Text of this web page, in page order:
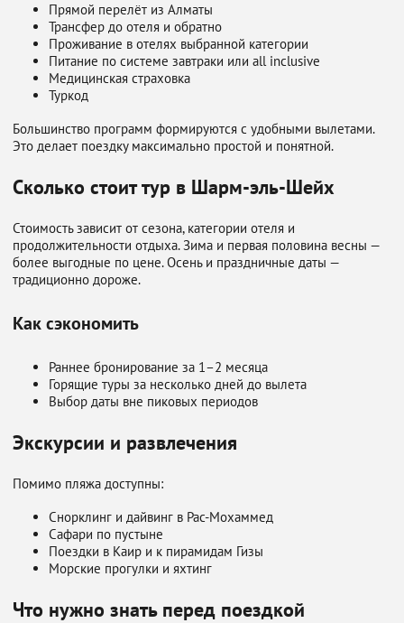
Прямой перелёт из Алматы
Трансфер до отеля и обратно
Проживание в отелях выбранной категории
Питание по системе завтраки или all inclusive
Медицинская страховка
Туркод
Большинство программ формируются с удобными вылетами.
Это делает поездку максимально простой и понятной.
Сколько стоит тур в Шарм-эль-Шейх
Стоимость зависит от сезона, категории отеля и
продолжительности отдыха. Зима и первая половина весны —
более выгодные по цене. Осень и праздничные даты —
традиционно дороже.
Как сэкономить
Раннее бронирование за 1–2 месяца
Горящие туры за несколько дней до вылета
Выбор даты вне пиковых периодов
Экскурсии и развлечения
Помимо пляжа доступны:
Снорклинг и дайвинг в Рас-Мохаммед
Сафари по пустыне
Поездки в Каир и к пирамидам Гизы
Морские прогулки и яхтинг
Что нужно знать перед поездкой